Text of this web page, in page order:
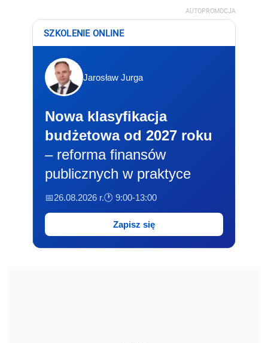
AUTOPROMOCJA
SZKOLENIE ONLINE
Jarosław Jurga
Nowa klasyfikacja
budżetowa od 2027 roku
– reforma finansów
publicznych w praktyce
📅26.08.2026 r.🕐 9:00-13:00
Zapisz się